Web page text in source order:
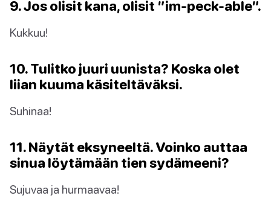
9. Jos olisit kana, olisit ”im-peck-able”.
Kukkuu!
10. Tulitko juuri uunista? Koska olet
liian kuuma käsiteltäväksi.
Suhinaa!
11. Näytät eksyneeltä. Voinko auttaa
sinua löytämään tien sydämeeni?
Sujuvaa ja hurmaavaa!